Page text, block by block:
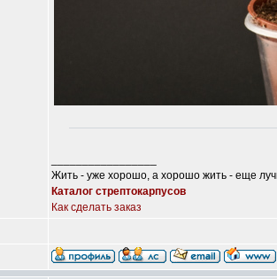
Жить - уже хорошо, а хорошо жить - еще
Каталог стрептокарпусов
Как сделать заказ